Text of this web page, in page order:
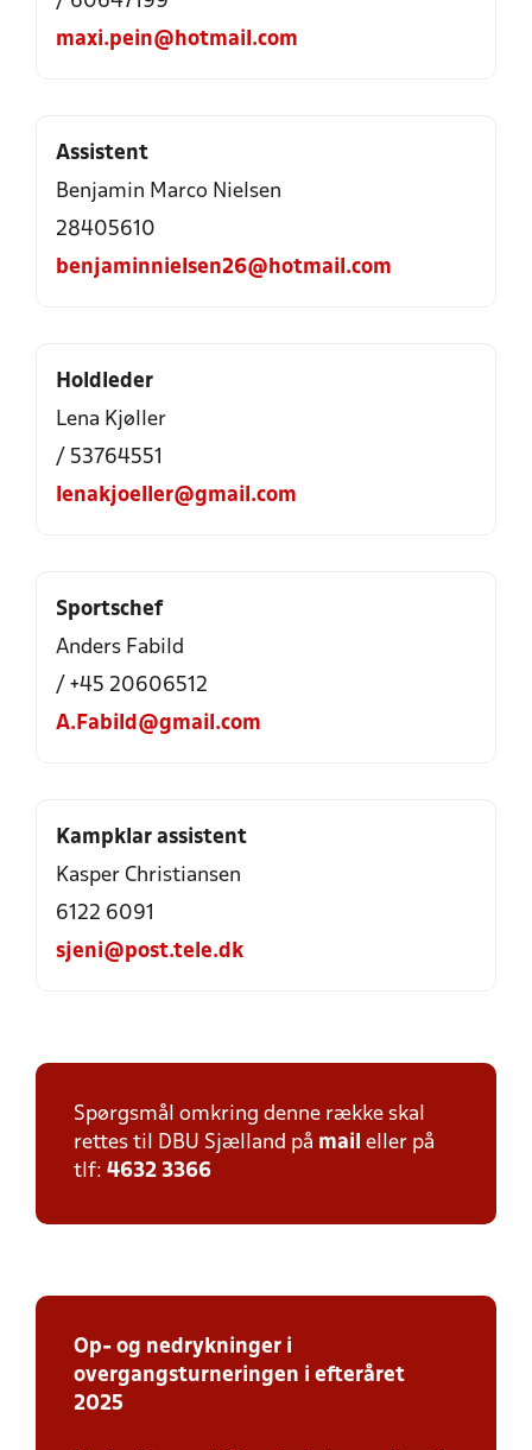
maxi.pein@hotmail.com
Assistent
Benjamin Marco Nielsen
28405610
benjaminnielsen26@hotmail.com
Holdleder
Lena Kjøller
/ 53764551
lenakjoeller@gmail.com
Sportschef
Anders Fabild
/ +45 20606512
A.Fabild@gmail.com
Kampklar assistent
Kasper Christiansen
6122 6091
sjeni@post.tele.dk
Spørgsmål omkring denne række skal
rettes til DBU Sjælland på mail eller på
tlf: 4632 3366
Op- og nedrykninger i
overgangsturneringen i efteråret
2025